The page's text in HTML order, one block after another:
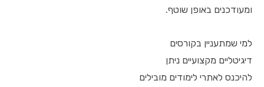
ומעודכנים באופן שוטף.
למי שמתעניין בקורסים
דיגיטליים מקצועיים ניתן
להיכנס לאתרי לימודים מובילים